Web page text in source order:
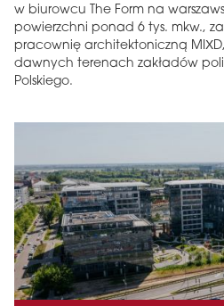
w biurowcu The Form na
powierzchni ponad 6 tys. mkw.,
pracownię architektoniczną
dawnych terenach zakładów
Polskiego.